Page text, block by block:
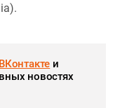
ВКонтакте и
новостях